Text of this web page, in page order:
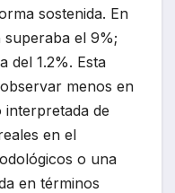
sostenida. En
superaba el 9%;
del 1.2%. Esta
menos en
de
en el
o una
en términos